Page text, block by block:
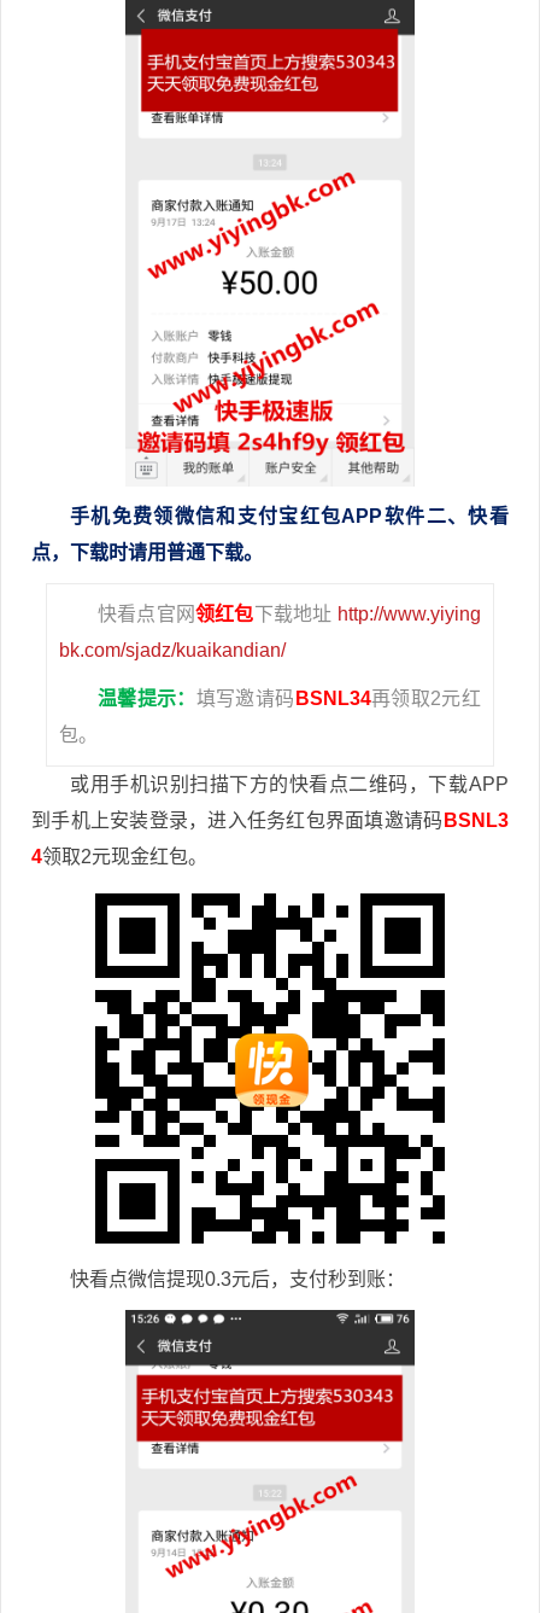
手机免费领微信和支付宝红包APP软件二、快看
点，下载时请用普通下载。
快看点官网领红包下载地址 http://www.yiying
bk.com/sjadz/kuaikandian/
温馨提示： 填写邀请码 BSNL34再领取2元红
包。
或用手机识别扫描下方的快看点二维码，下载APP
到手机上安装登录，进入任务红包界面填邀请码 BSNL3
4领取2元现金红包。
快看点微信提现0.3元后，支付秒到账：